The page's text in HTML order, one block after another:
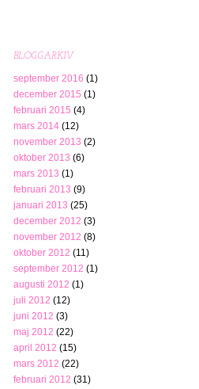
BLOGGARKIV
september 2016 (1)
december 2015 (1)
februari 2015 (4)
mars 2014 (12)
november 2013 (2)
oktober 2013 (6)
mars 2013 (1)
februari 2013 (9)
januari 2013 (25)
december 2012 (3)
november 2012 (8)
oktober 2012 (11)
september 2012 (1)
augusti 2012 (1)
juli 2012 (12)
juni 2012 (3)
maj 2012 (22)
april 2012 (15)
mars 2012 (22)
februari 2012 (31)